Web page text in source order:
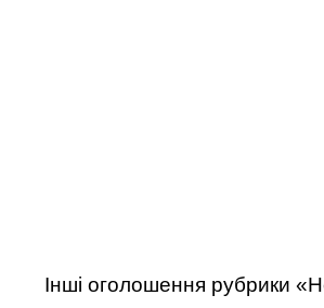
Інші оголошення рубрики